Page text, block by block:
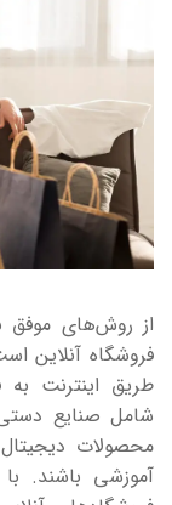
از روش‌های موفق
فروشگاه آنلاین
طریق اینترنت
شامل صنایع
محصولات
آموزشی باشند.